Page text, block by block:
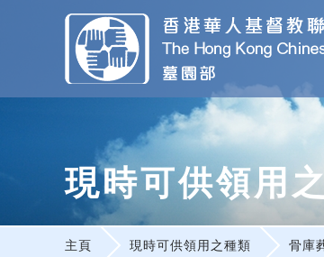
現時可供領用
主頁 現時可供領用之種類 骨庫